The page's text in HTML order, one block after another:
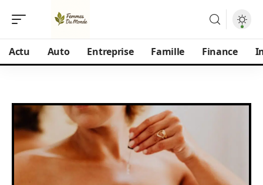
Actu Auto Entreprise Famille Finance